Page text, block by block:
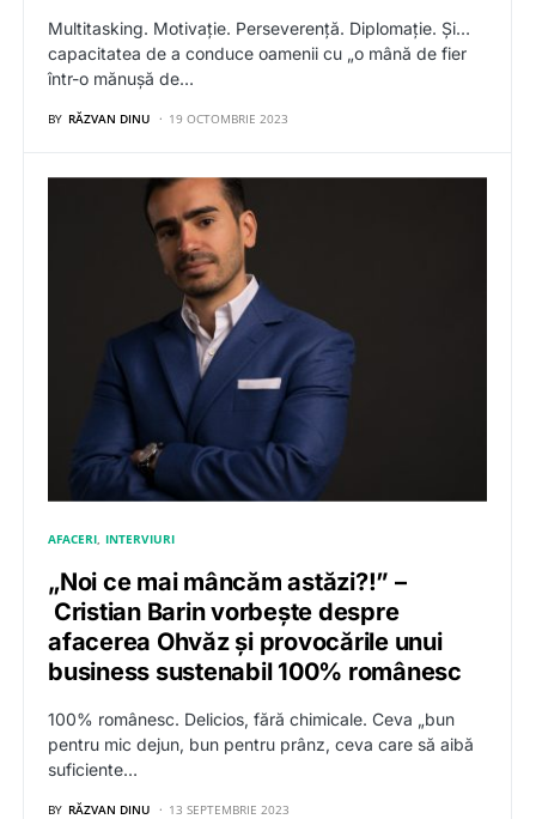
Multitasking. Motivație. Perseverență. Diplomație. Și…
capacitatea de a conduce oamenii cu „o mână de fier
într-o mănușă de…
BY RĂZVAN DINU 19 OCTOMBRIE 2023
AFACERI INTERVIURI
„Noi ce mai mâncăm astăzi?!” –
Cristian Barin vorbește despre
afacerea Ohvăz și provocările unui
business sustenabil 100% românesc
100% românesc. Delicios, fără chimicale. Ceva „bun
pentru mic dejun, bun pentru prânz, ceva care să aibă
suficiente…
BY RĂZVAN DINU 13 SEPTEMBRIE 2023